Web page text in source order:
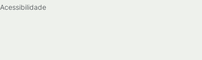
Acessibilidade